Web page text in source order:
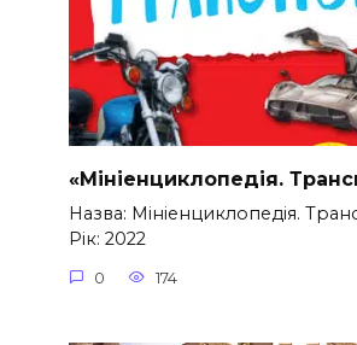
«Мініенциклопедія.
Назва: Мініенциклопедія.
Рік: 2022
0 174